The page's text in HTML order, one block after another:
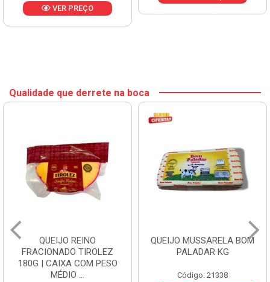
VER PREÇO
Qualidade que derrete na boca
QUEIJO REINO
FRACIONADO TIROLEZ
180G | CAIXA COM PESO
MÉDIO ...
QUEIJO MUSSARELA BOM
PALADAR KG
Código: 21338